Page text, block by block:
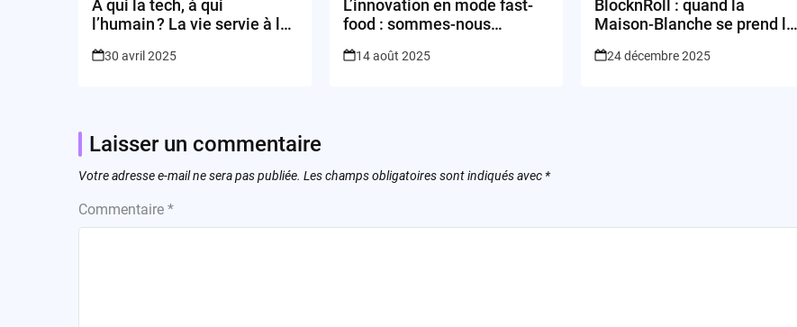
À qui la tech, à qui
l’humain ? La vie servie à la
dessert
30 avril 2025
L’innovation en mode fast-
food : sommes-nous
14 août 2025
BlocknRoll : quand la
Maison-Blanche se prend la
24 décembre 2025
Laisser un commentaire
Votre adresse e-mail ne sera pas publiée. Les champs obligatoires sont indiqués avec *
Commentaire *